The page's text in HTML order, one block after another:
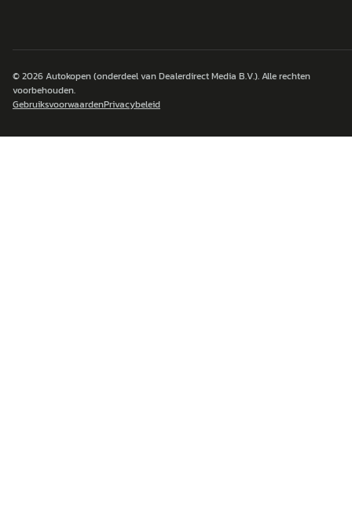
© 2026Autokopen(onderdeel van Dealerdirect Media B.V.). Alle rechten
voorbehouden.
GebruiksvoorwaardenPrivacybeleid